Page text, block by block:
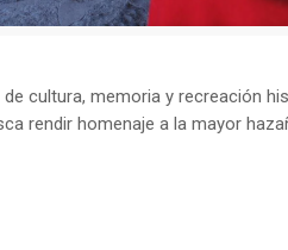
cultura, memoria y recreación
rendir homenaje a la mayor